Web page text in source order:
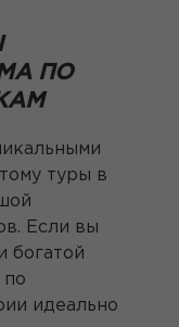
ПО
туры в
Если вы
богатой
по
идеально